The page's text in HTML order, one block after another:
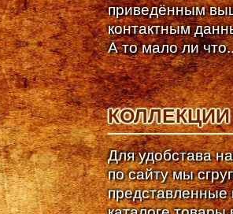
приведённым
контактным
А то мало ли
КОЛЛЕКЦИИ
Для удобстава
по сайту мы
представленные